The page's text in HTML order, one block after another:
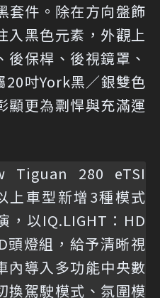
套件。除在方向盤飾
入黑色元素，外觀上
保桿、後視鏡罩、
20吋York黑／銀雙色
顯更為剽悍與充滿運